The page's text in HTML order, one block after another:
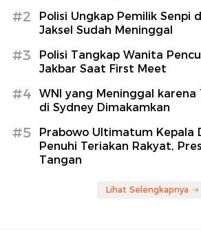
#2
Polisi Ungkap Pemilik Senpi
Jaksel Sudah Meninggal
#3
Polisi Tangkap Wanita
Jakbar Saat First Meet
#4
WNI yang Meninggal karena
di Sydney Dimakamkan
#5
Prabowo Ultimatum Kepala
Penuhi Teriakan Rakyat,
Tangan
Lihat Selengkapnya